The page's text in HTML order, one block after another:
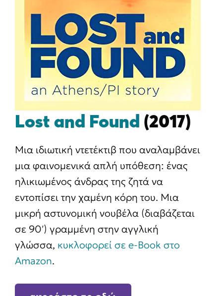
Lost and Found (2017)
Μια ιδιωτική ντετέκτιβ που αναλαμβάνει
μια φαινομενικά απλή υπόθεση: ένας
ηλικιωμένος άνδρας της ζητά να
εντοπίσει την χαμένη κόρη του. Μια
μικρή αστυνομική νουβέλα (διαβάζεται
σε 90′) γραμμένη στην αγγλική
γλώσσα, κυκλοφορεί σε e-Book στο
Amazon.